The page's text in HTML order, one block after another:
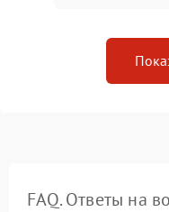
FAQ. Ответы на